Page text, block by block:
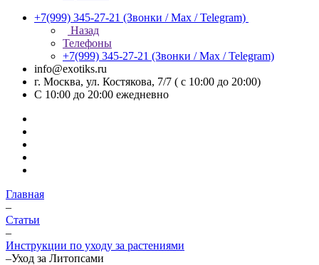
+7(999) 345-27-21 (Звонки / Max / Telegram)
Назад
Телефоны
+7(999) 345-27-21 (Звонки / Max / Telegram)
info@exotiks.ru
г. Москва, ул. Костякова, 7/7 ( с 10:00 до 20:00)
С 10:00 до 20:00 ежедневно
Главная
–
Статьи
–
Инструкции по уходу за растениями
–Уход за Литопсами